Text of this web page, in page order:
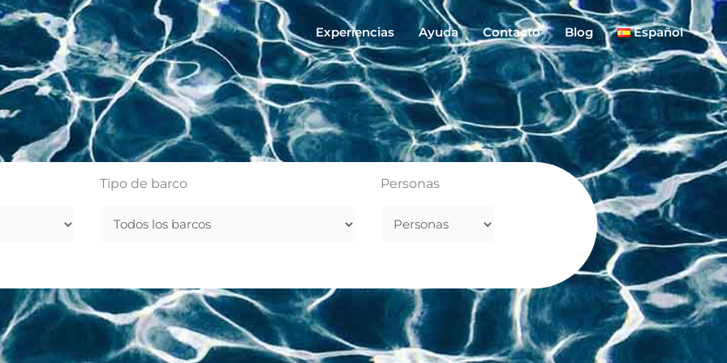
Experiencias Ayuda Contacto Blog Español
Tipo de barco Personas